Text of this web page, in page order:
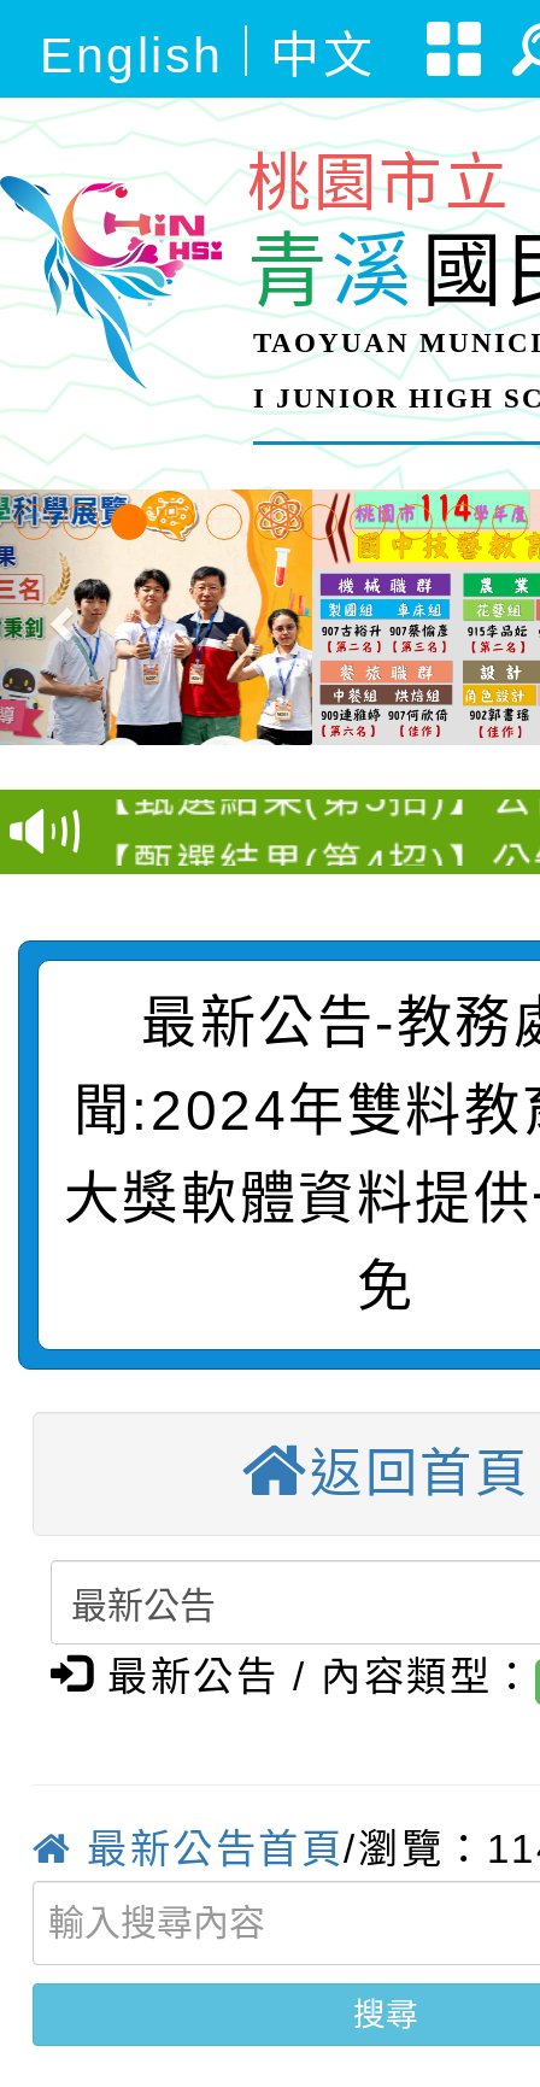
English 中文
桃園市立
青溪國
TAOYUAN
I JUNIOR HIGH
【選舉公告】本校115
評審委員會」及「教師
員會」之票選委員選舉
【甄選結果(第13招)】
學年度第1學期第7次代
結果(第13招)
【甄選結果(第5招)】
學年度第1學期第9次
【甄選結果(第4招)】
結果(第4招)
學年度第1學期第7次
結果(第12招)
賽及師生本土語及新住
賽實施要點
轉知：「桃園市115學
比賽實施要點」
轉知：「115年金融知
動辦法」
轉知臺中市政府政風處
城市手牽手，綠能透明
轉知：「115學年度全
劇比賽實施要點」及修
表
【選舉公告】本校115
評審委員會」及「教師
員會」之票選委員選舉
【甄選結果(第13招)】
學年度第1學期第7次
【甄選結果(第5招)】
結果(第5招)
【甄選結果(第4招)】
學年度第1學期第9次代
結果(第4招)
【甄選結果(第12招)】
學年度第1學期第7次代
轉知：桃園市115學年
賽及師生本土語及新住
轉知：「桃園市115學
動辦法」
轉知臺中市政府政風處
城市手牽手，綠能透明
畫影片一案
轉知：「115學年度全
劇比賽實施要點」及修
表
最新公告-教務
聞:2024年雙料教
大獎軟體資料提
免
返回首頁
最新公告 / 內容類型：
最新公告首頁/瀏覽：
搜尋